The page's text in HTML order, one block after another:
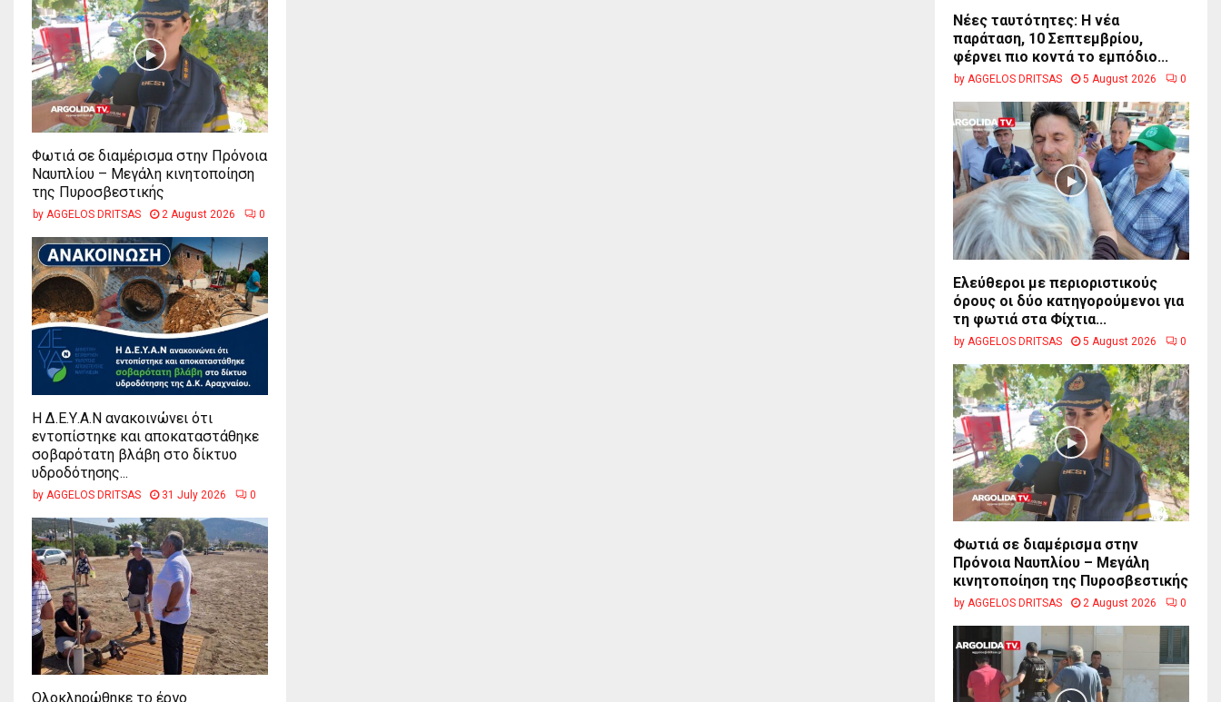
Φωτιά σε διαμέρισμα στην Πρόνοια
Ναυπλίου – Μεγάλη κινητοποίηση
της Πυροσβεστικής
by AGGELOS DRITSAS 2 August 2026 0
Η Δ.Ε.Υ.Α.Ν ανακοινώνει ότι
εντοπίστηκε και αποκαταστάθηκε
σοβαρότατη βλάβη στο δίκτυο
υδροδότησης...
by AGGELOS DRITSAS 31 July 2026 0
Ολοκληρώθηκε το έργο
Νέες ταυτότητες: Η νέα
παράταση, 10 Σεπτεμβρίου,
φέρνει πιο κοντά το εμπόδιο...
by AGGELOS DRITSAS 5 August 2026 0
Ελεύθεροι με περιοριστικούς
όρους οι δύο κατηγορούμενοι για
τη φωτιά στα Φίχτια...
by AGGELOS DRITSAS 5 August 2026 0
Φωτιά σε διαμέρισμα στην
Πρόνοια Ναυπλίου – Μεγάλη
κινητοποίηση της Πυροσβεστικής
by AGGELOS DRITSAS 2 August 2026 0